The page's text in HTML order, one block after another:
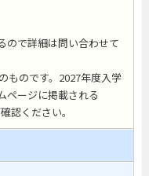
ので詳細は問い合わせて
ものです。2027年度入学
ページに掲載される
認ください。